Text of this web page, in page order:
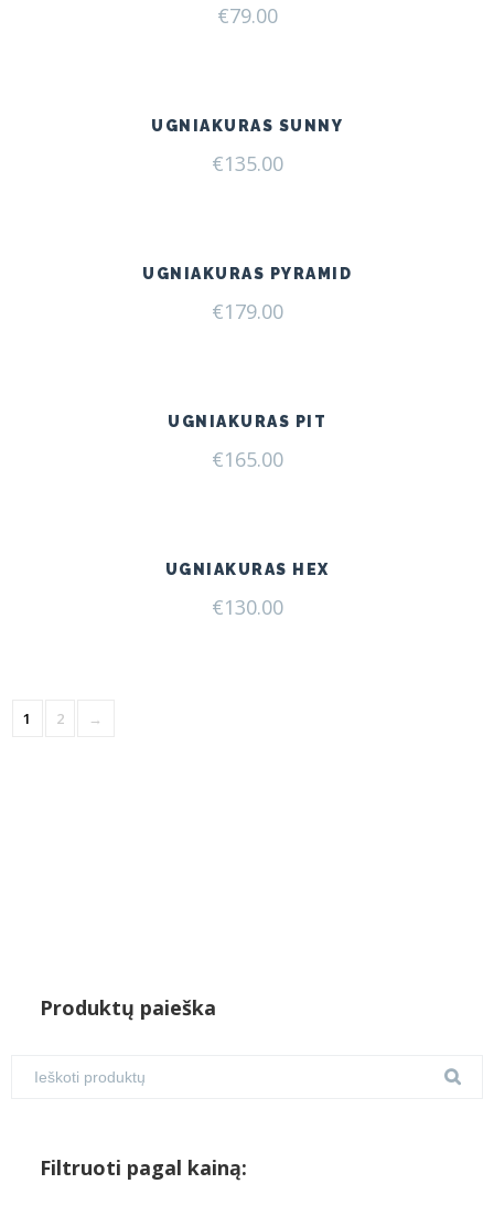
€79.00
UGNIAKURAS SUNNY
€135.00
UGNIAKURAS PYRAMID
€179.00
UGNIAKURAS PIT
€165.00
UGNIAKURAS HEX
€130.00
1 2 →
Produktų paieška
Filtruoti pagal kainą: